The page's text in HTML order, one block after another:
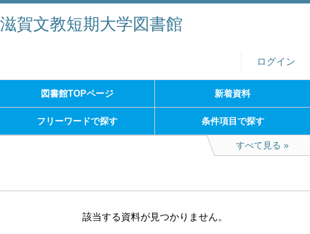
滋賀文教短期大学図書館
ログイン
図書館TOPページ 新着資料
フリーワードで探す 条件項目で探す
すべて見る
該当する資料が見つかりません。